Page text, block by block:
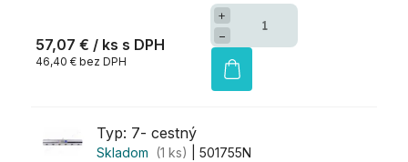
57,07 € / ks
46,40 € bez DPH
+
−
Typ: 7- cestný
Skladom (1 ks) | 501755N